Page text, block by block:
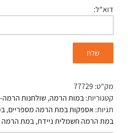
דוא"ל:
מק"ט: 77729
קטגוריות:במות הרמה,שולחנות
תגיות:אספקות במת הרמה מספריים,
במת הרמה חשמלית ניידת,במת הרמה